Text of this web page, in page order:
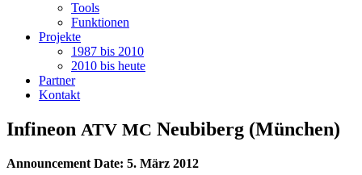
Tools
Funktionen
Projekte
1987 bis 2010
2010 bis heute
Partner
Kontakt
Infineon ATV MC Neubiberg (München)
Announcement Date: 5. März 2012